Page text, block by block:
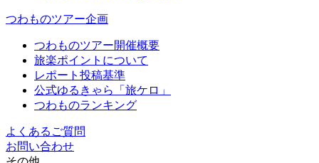
つわものツアー企画
つわものツアー開催概要
旅楽ポイントについて
レポート投稿基準
公式ゆるきゃら「旅ケロ」
つわものランキング
よくあるご質問
お問い合わせ